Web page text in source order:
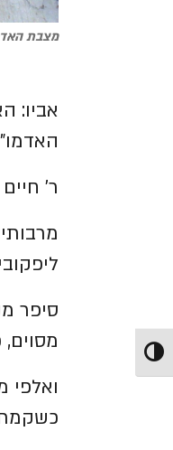
הפעל/כבה ניגודיות גבוהה
מצבת
אביו:
ר'
סיפר